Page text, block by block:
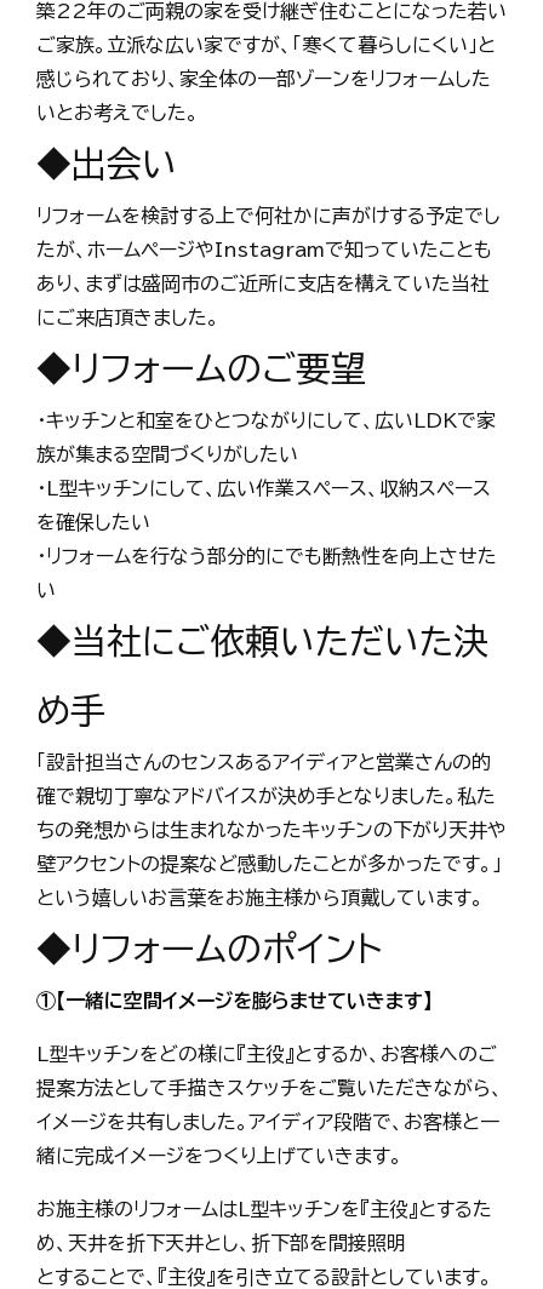
築22年のご両親の家を受け継ぎ住むことになった若い
ご家族。立派な広い家ですが、「寒くて暮らしにくい」と
感じられており、家全体の一部ゾーンをリフォームした
いとお考えでした。
◆出会い
リフォームを検討する上で何社かに声がけする予定でし
たが、ホームページやInstagramで知っていたことも
あり、まずは盛岡市のご近所に支店を構えていた当社
にご来店頂きました。
◆リフォームのご要望
・キッチンと和室をひとつながりにして、広いLDKで家
族が集まる空間づくりがしたい
・L型キッチンにして、広い作業スペース、収納スペース
を確保したい
・リフォームを行なう部分的にでも断熱性を向上させた
い
◆当社にご依頼いただいた決
め手
「設計担当さんのセンスあるアイディアと営業さんの的
確で親切丁寧なアドバイスが決め手となりました。私た
ちの発想からは生まれなかったキッチンの下がり天井や
壁アクセントの提案など感動したことが多かったです。」
という嬉しいお言葉をお施主様から頂戴しています。
◆リフォームのポイント
①【一緒に空間イメージを膨らませていきます】
L型キッチンをどの様に『主役』とするか、お客様へのご
提案方法として手描きスケッチをご覧いただきながら、
イメージを共有しました。アイディア段階で、お客様と一
緒に完成イメージをつくり上げていきます。
お施主様のリフォームはL型キッチンを『主役』とするた
め、天井を折下天井とし、折下部を間接照明
とすることで、『主役』を引き立てる設計としています。